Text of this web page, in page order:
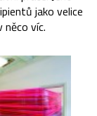
jako velice
víc.